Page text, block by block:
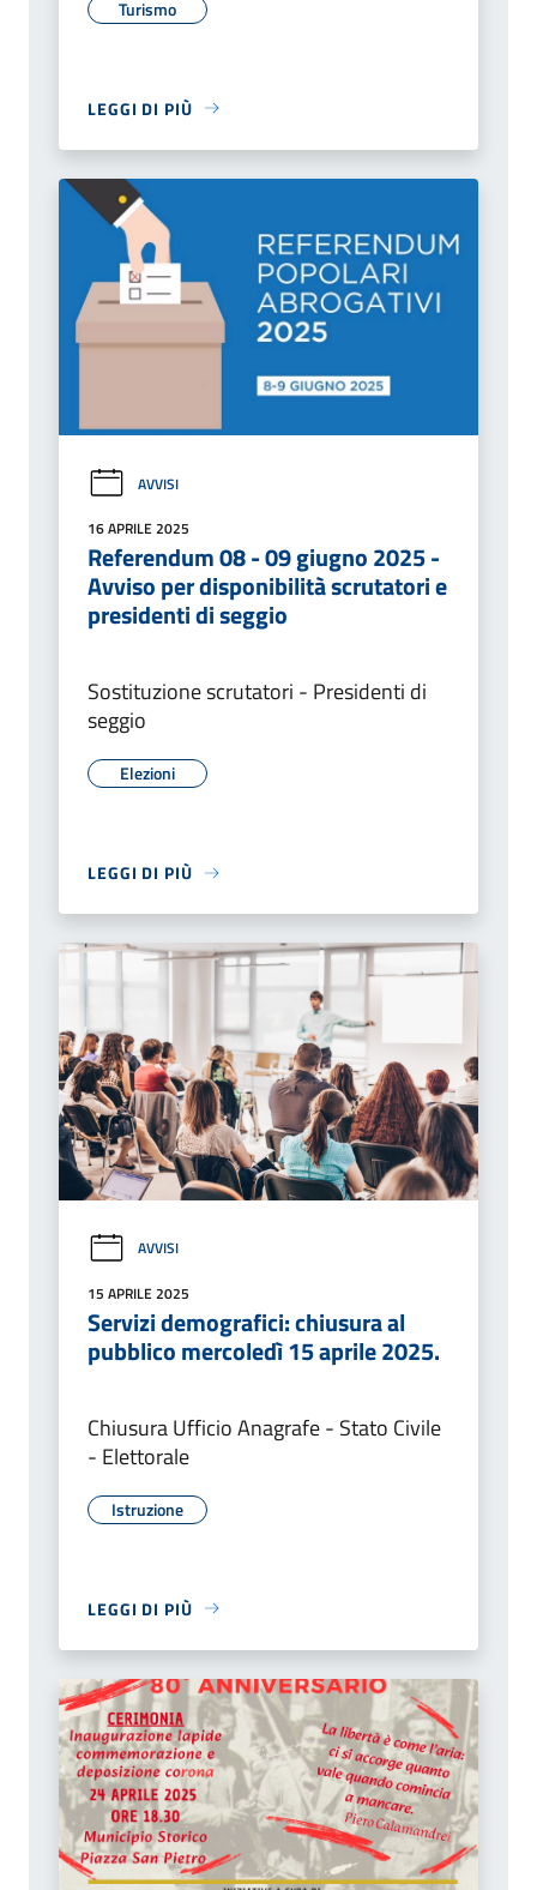
Turismo
LEGGI DI PIÙ
AVVISI
16 APRILE 2025
Referendum 08 - 09 giugno 2025 -
Avviso per disponibilità scrutatori e
presidenti di seggio
Sostituzione scrutatori - Presidenti di
seggio
Elezioni
LEGGI DI PIÙ
AVVISI
15 APRILE 2025
Servizi demografici: chiusura al
pubblico mercoledì 15 aprile 2025.
Chiusura Ufficio Anagrafe - Stato Civile
- Elettorale
Istruzione
LEGGI DI PIÙ